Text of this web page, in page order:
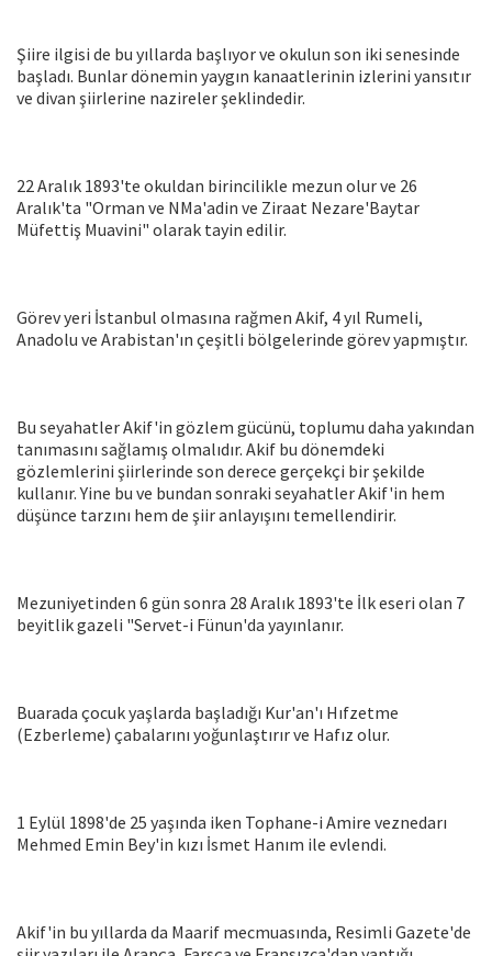
Şiire ilgisi de bu yıllarda başlıyor ve okulun son iki senesinde
başladı. Bunlar dönemin yaygın kanaatlerinin izlerini yansıtır
ve divan şiirlerine nazireler şeklindedir.
22 Aralık 1893'te okuldan birincilikle mezun olur ve 26
Aralık'ta "Orman ve NMa'adin ve Ziraat Nezare'Baytar
Müfettiş Muavini" olarak tayin edilir.
Görev yeri İstanbul olmasına rağmen Akif, 4 yıl Rumeli,
Anadolu ve Arabistan'ın çeşitli bölgelerinde görev yapmıştır.
Bu seyahatler Akif'in gözlem gücünü, toplumu daha yakından
tanımasını sağlamış olmalıdır. Akif bu dönemdeki
gözlemlerini şiirlerinde son derece gerçekçi bir şekilde
kullanır. Yine bu ve bundan sonraki seyahatler Akif'in hem
düşünce tarzını hem de şiir anlayışını temellendirir.
Mezuniyetinden 6 gün sonra 28 Aralık 1893'te İlk eseri olan 7
beyitlik gazeli "Servet-i Fünun'da yayınlanır.
Buarada çocuk yaşlarda başladığı Kur'an'ı Hıfzetme
(Ezberleme) çabalarını yoğunlaştırır ve Hafız olur.
1 Eylül 1898'de 25 yaşında iken Tophane-i Amire veznedarı
Mehmed Emin Bey'in kızı İsmet Hanım ile evlendi.
Akif'in bu yıllarda da Maarif mecmuasında, Resimli Gazete'de